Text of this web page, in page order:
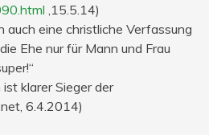
,15.5.14)
auch eine christliche Verfassung
Ehe nur für Mann und Frau
klarer Sieger der
6.4.2014)